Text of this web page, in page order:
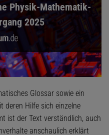
Physik-Mathematik-
2025
Glossar sowie ein
deren Hilfe sich einzelne
ist der Text verständlich, auch
anschaulich erklärt